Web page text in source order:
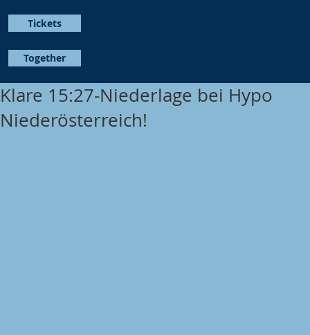
Together
Tickets
Klare 15:27-Niederlage bei Hypo
Niederösterreich!